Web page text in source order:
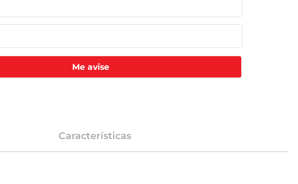
Me avise
Características